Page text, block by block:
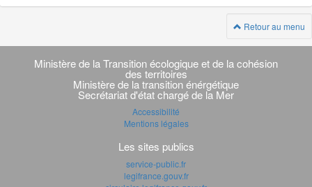
Retour au menu
Navigation
transverse
Ministère de la Transition écologique et de la cohésion
des territoires
Ministère de la transition énérgétique
Secrétariat d'état chargé de la Mer
Accessibilité
Mentions légales
Les sites publics
service-public.fr
legifrance.gouv.fr